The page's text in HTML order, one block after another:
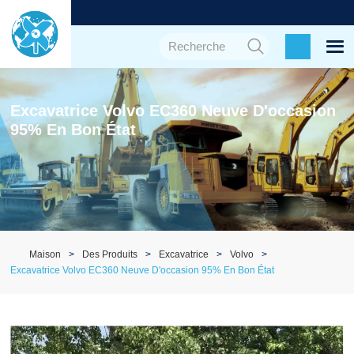
Excavatrice Volvo EC360 Neuve D'occasion
95% En Bon État
Maison Des Produits Excavatrice
Volvo
Excavatrice Volvo EC360 Neuve D'occasion 95% En Bon État